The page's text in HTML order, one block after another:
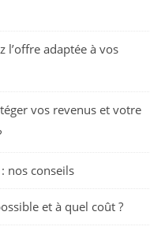
l’offre adaptée à vos
vos revenus et votre
nos conseils
et à quel coût ?